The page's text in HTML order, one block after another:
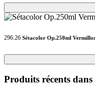
Loading...
Loading...
296.26 Sétacolor Op.250ml
Loading...
Loading...
Produits récents